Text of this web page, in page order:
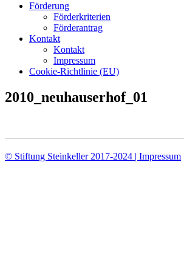
Förderung
Förderkriterien
Förderantrag
Kontakt
Kontakt
Impressum
Cookie-Richtlinie (EU)
2010_neuhauserhof_01
© Stiftung Steinkeller 2017-2024 | Impressum